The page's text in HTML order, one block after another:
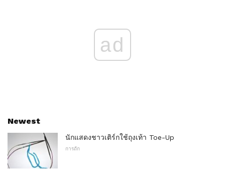
ad
Newest
นักแสดงชาวเติร์กใช้ถุงเท้า Toe-Up
การถัก